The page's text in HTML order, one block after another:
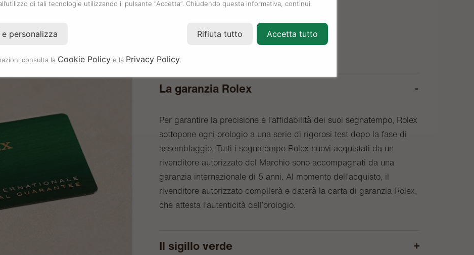
La garanzia Rolex
Per garantire la precisione e l’affidabilità dei suoi segnatempo, Rolex
sottopone ogni orologio a una serie di rigorosi test dopo la fase di
assemblaggio. Tutti i segnatempo Rolex nuovi acquistati da un
rivenditore autorizzato del Marchio sono accompagnati da una
garanzia internazionale di 5 anni. Al momento dell’acquisto, il
rivenditore autorizzato compilerà e daterà la carta di garanzia Rolex,
che attesta l’autenticità dell’orologio.
Il sigillo verde
di tali tecnologie utilizzando il pulsante “Accetta”. Chiudendo questa informativa, continui
personalizza Rifiuta tutto Accetta tutto
consulta la Cookie Policy e la Privacy Policy